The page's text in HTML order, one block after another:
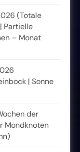
(Totale
Partielle
– Monat
| Sonne
der
Mondknoten